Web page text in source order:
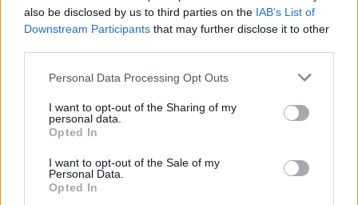
also be disclosed by us to third parties on the IAB’s List of
Downstream Participants that may further disclose it to other
Please note that this website/app uses one or more Google
not limited to your visit or usage behaviour. You may click to
grant or deny consent to Google and its third-party tags to
use your data for below specified purposes in below Google
consent section.
Personal Data Processing Opt Outs
I want to opt-out of the Sharing of my
personal data.
Opted In
I want to opt-out of the Sale of my
Personal Data.
Opted In
Guntars veikalā nopērk
tomātu, taču, pārgriežot to
uz pusēm, viņu sagaida
pārsteigums